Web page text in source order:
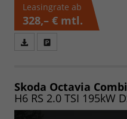
Leasingrate ab
328,– € mtl.
speichern/drucken
Skoda Octavia Combi